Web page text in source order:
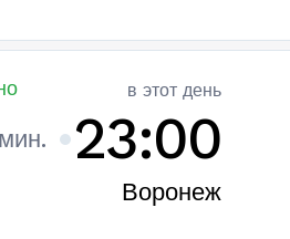
в этот день
23:00
Воронеж